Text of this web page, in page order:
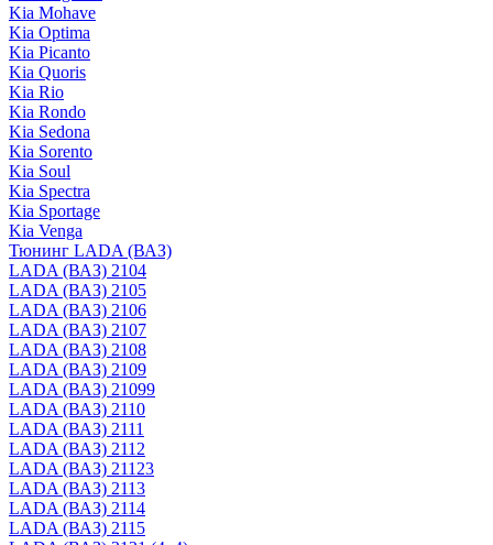
Kia Mohave
Kia Optima
Kia Picanto
Kia Quoris
Kia Rio
Kia Rondo
Kia Sedona
Kia Sorento
Kia Soul
Kia Spectra
Kia Sportage
Kia Venga
Тюнинг LADA (ВАЗ)
LADA (ВАЗ) 2104
LADA (ВАЗ) 2105
LADA (ВАЗ) 2106
LADA (ВАЗ) 2107
LADA (ВАЗ) 2108
LADA (ВАЗ) 2109
LADA (ВАЗ) 21099
LADA (ВАЗ) 2110
LADA (ВАЗ) 2111
LADA (ВАЗ) 2112
LADA (ВАЗ) 21123
LADA (ВАЗ) 2113
LADA (ВАЗ) 2114
LADA (ВАЗ) 2115